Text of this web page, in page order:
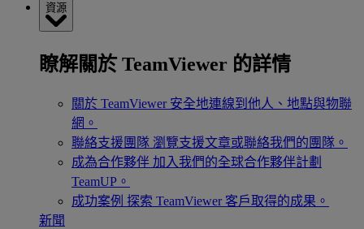
資源
瞭解關於 TeamViewer 的詳情
關於 TeamViewer 安全地連線到他人、地點與物聯
網。
聯絡支援團隊 瀏覽支援文章或聯絡我們的團隊。
成為合作夥伴 加入我們的全球合作夥伴計劃
TeamUP。
成功案例 探索 TeamViewer 客戶取得的成果。
新聞